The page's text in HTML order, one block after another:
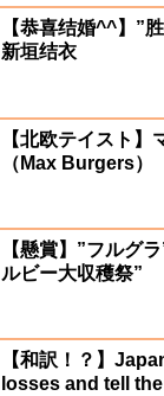
【恭喜结婚^^】”
新垣结衣
【北欧テイスト】
（Max Burgers）
【懸賞】”フルグ
ルビー大収穫祭”
【和訳！？】
losses and tell